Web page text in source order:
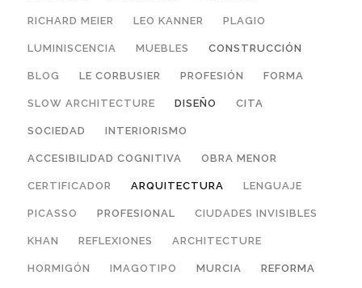
RICHARD MEIER LEO KANNER PLAGIO
LUMINISCENCIA MUEBLES CONSTRUCCIÓN
BLOG LE CORBUSIER PROFESIÓN FORMA
SLOW ARCHITECTURE DISEÑO CITA
SOCIEDAD INTERIORISMO
ACCESIBILIDAD COGNITIVA OBRA MENOR
CERTIFICADOR ARQUITECTURA LENGUAJE
PICASSO PROFESIONAL CIUDADES INVISIBLES
KHAN REFLEXIONES ARCHITECTURE
HORMIGÓN IMAGOTIPO MURCIA REFORMA